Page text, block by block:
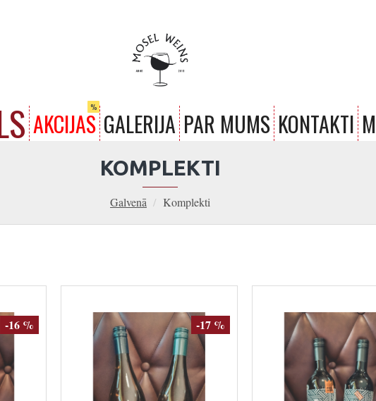
AKCIJAS
%
GALERIJA PAR MUMS KONTAKTI
Galvenā Komplekti
KOMPLEKTI
-16 % -17 %